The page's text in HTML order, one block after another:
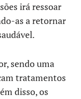
irá ressoar
as a retornar
sendo uma
tratamentos
disso, os